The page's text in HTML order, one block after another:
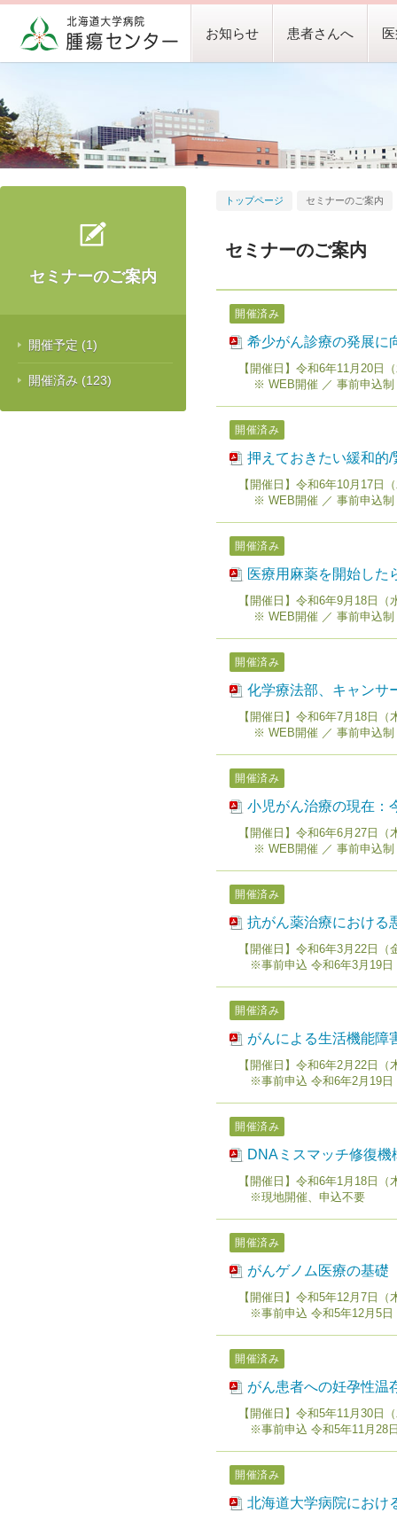
お知らせ 患者さんへ
セミナーのご案内
開催予定 (1)
開催済み (123)
トップページ セミナーのご案内
セミナーのご案内
開催済み
希少がん診療の発展に
【開催日】令和6年11月20日
※ WEB開催 ／ 事前申込制
開催済み
押えておきたい緩和的
【開催日】令和6年10月17日
※ WEB開催 ／ 事前申込制
開催済み
医療用麻薬を開始した
【開催日】令和6年9月18日（
※ WEB開催 ／ 事前申込制
開催済み
化学療法部、キャンサ
【開催日】令和6年7月18日（
※ WEB開催 ／ 事前申込制
開催済み
小児がん治療の現在：
【開催日】令和6年6月27日（
※ WEB開催 ／ 事前申込制
開催済み
抗がん薬治療における
【開催日】令和6年3月22日
※事前申込 令和6年3月19日
開催済み
がんによる生活機能障
【開催日】令和6年2月22日
※事前申込 令和6年2月19日
開催済み
DNAミスマッチ修復
【開催日】令和6年1月18日（
※現地開催、申込不要
開催済み
がんゲノム医療の基礎
【開催日】令和5年12月7日
※事前申込 令和5年12月5日
開催済み
がん患者への妊孕性温
【開催日】令和5年11月30日
※事前申込 令和5年11月28
開催済み
北海道大学病院におけ